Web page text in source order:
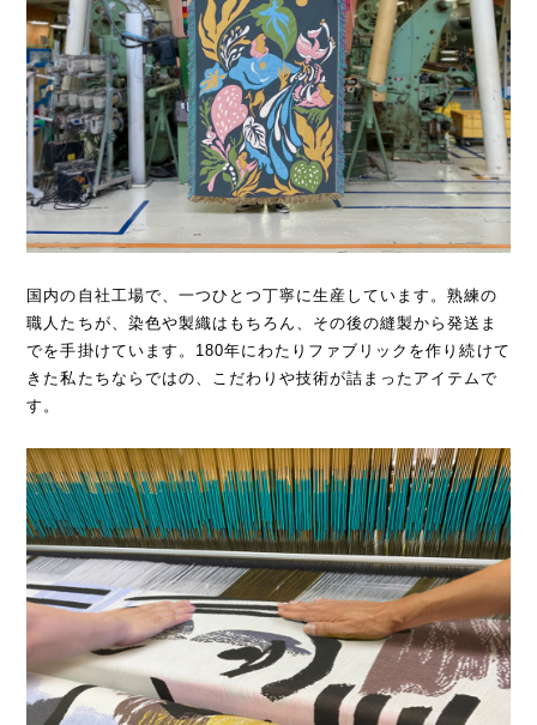
国内の自社工場で、一つひとつ丁寧に生産しています。熟練の
職人たちが、染色や製織はもちろん、その後の縫製から発送ま
でを手掛けています。180年にわたりファブリックを作り続けて
きた私たちならではの、こだわりや技術が詰まったアイテムで
す。